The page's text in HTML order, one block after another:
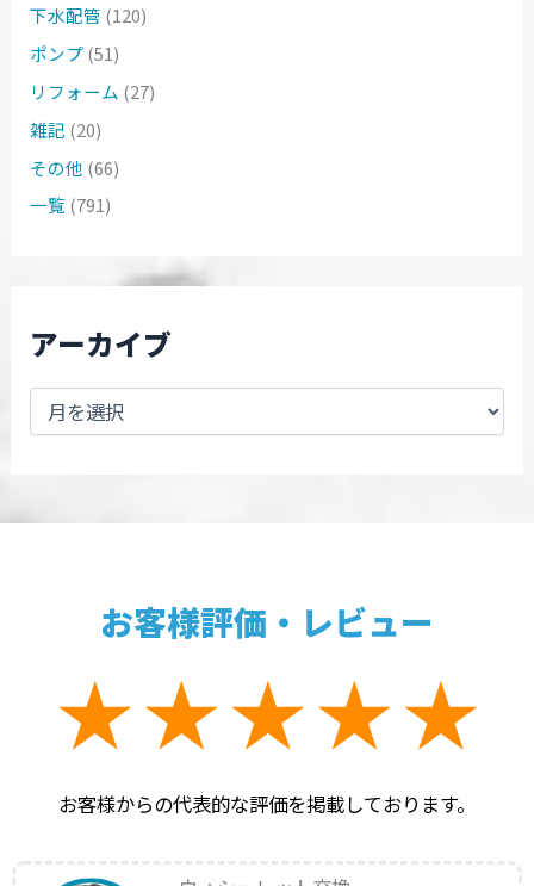
下水配管 (120)
ポンプ(51)
リフォーム (27)
雑記 (20)
その他 (66)
一覧(791)
アーカイブ
お客様評価・レビュー
お客様からの代表的な評価を掲載しております。